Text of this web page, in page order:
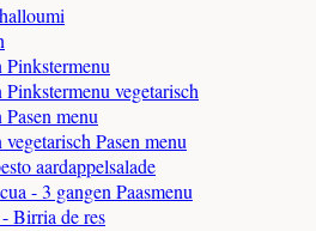
Pinkstermenu
vegetarisch
menu
Pasen menu
aardappelsalade
- 3 gangen Paasmenu
Birria de res